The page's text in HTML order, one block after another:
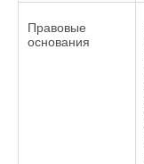
Правовые
основания